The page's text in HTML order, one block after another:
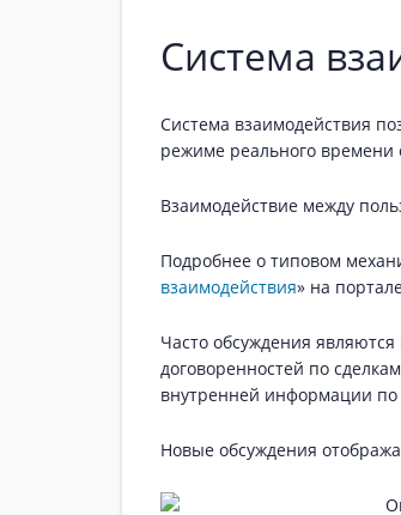
Система
Система взаимодействия
режиме реального
Взаимодействие между
Подробнее о типовом
взаимодействия» на
Часто обсуждения
договоренностей по
внутренней информации
Новые обсуждения